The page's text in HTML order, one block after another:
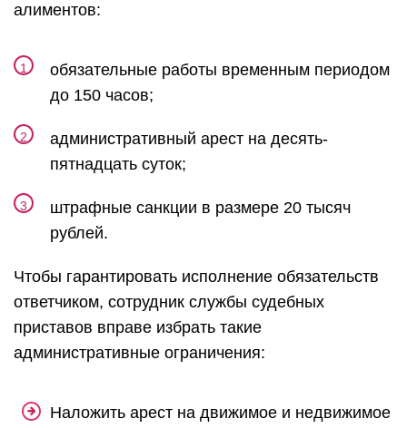
алиментов:
обязательные работы временным периодом
до 150 часов;
административный арест на десять-
пятнадцать суток;
штрафные санкции в размере 20 тысяч
рублей.
Чтобы гарантировать исполнение обязательств
ответчиком, сотрудник службы судебных
приставов вправе избрать такие
административные ограничения:
Наложить арест на движимое и недвижимое